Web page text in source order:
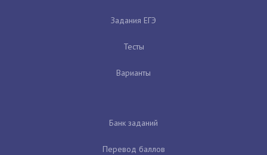
Задания ЕГЭ
Тесты
Варианты
Банк заданий
Перевод баллов